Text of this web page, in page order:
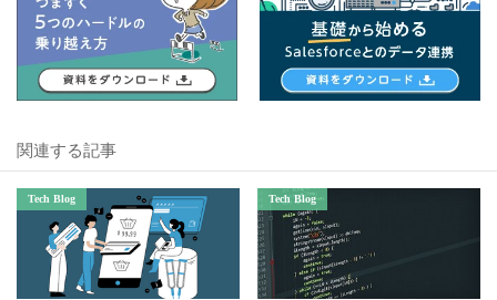
関連する記事
Tech Blog Tech Blog